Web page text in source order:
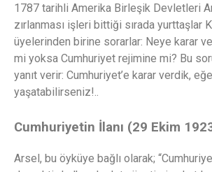
1787 tarihli Amerika Birleşik Devletleri
zırlanması işleri bittiği sırada yurttaşlar
üyelerinden birine sorarlar: Neye karar
mi yoksa Cumhuriyet rejimine mi? Bu
yanıt verir: Cumhuriyet’e karar verdik,
yaşatabilirseniz!..
Cumhuriyetin İlanı (29 Ekim
Arsel, bu öyküye bağlı olarak;